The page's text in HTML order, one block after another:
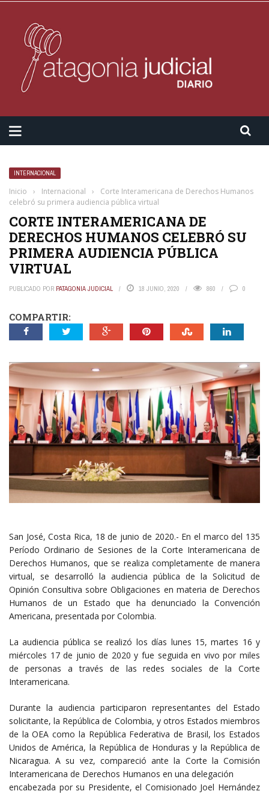
INTERNACIONAL
Inicio › Internacional ›
Corte Interamericana de Derechos Humanos
celebró su primera audiencia pública virtual
CORTE INTERAMERICANA DE
DERECHOS HUMANOS CELEBRÓ SU
PRIMERA AUDIENCIA PÚBLICA
VIRTUAL
PUBLICADO POR PATAGONIA JUDICIAL 18 JUNIO, 2020 860 0
COMPARTIR:
San José, Costa Rica, 18 de junio de 2020.- En el marco del 135
Período Ordinario de Sesiones de la Corte Interamericana de
Derechos Humanos, que se realiza completamente de manera
virtual, se desarrolló la audiencia pública de la Solicitud de
Opinión Consultiva sobre Obligaciones en materia de Derechos
Humanos de un Estado que ha denunciado la Convención
Americana, presentada por Colombia.
La audiencia pública se realizó los días lunes 15, martes 16 y
miércoles 17 de junio de 2020 y fue seguida en vivo por miles
de personas a través de las redes sociales de la Corte
Interamericana.
Durante la audiencia participaron representantes del Estado
solicitante, la República de Colombia, y otros Estados miembros
de la OEA como la República Federativa de Brasil, los Estados
Unidos de América, la República de Honduras y la República de
Nicaragua. A su vez, compareció ante la Corte la Comisión
Interamericana de Derechos Humanos en una delegación
encabezada por su Presidente, el Comisionado Joel Hernández